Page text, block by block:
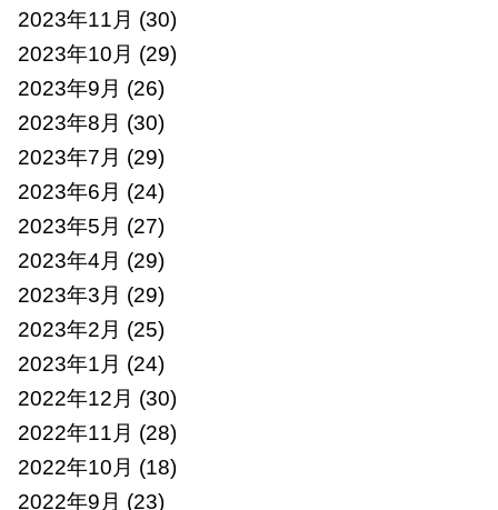
2023年11月 (30)
2023年10月 (29)
2023年9月 (26)
2023年8月 (30)
2023年7月 (29)
2023年6月 (24)
2023年5月 (27)
2023年4月 (29)
2023年3月 (29)
2023年2月 (25)
2023年1月 (24)
2022年12月 (30)
2022年11月 (28)
2022年10月 (18)
2022年9月 (23)